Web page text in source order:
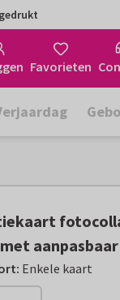
Favorieten
aanpasbaar
: Enkele kaart
excl.